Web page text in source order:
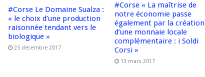
#Corse Le Domaine Sualza :
« le choix d’une production
raisonnée tendant vers le
biologique »
25 décembre 2017
#Corse « La maîtrise de
notre économie passe
également par la création
d’une monnaie locale
complémentaire : i Soldi
Corsi »
13 mars 2017